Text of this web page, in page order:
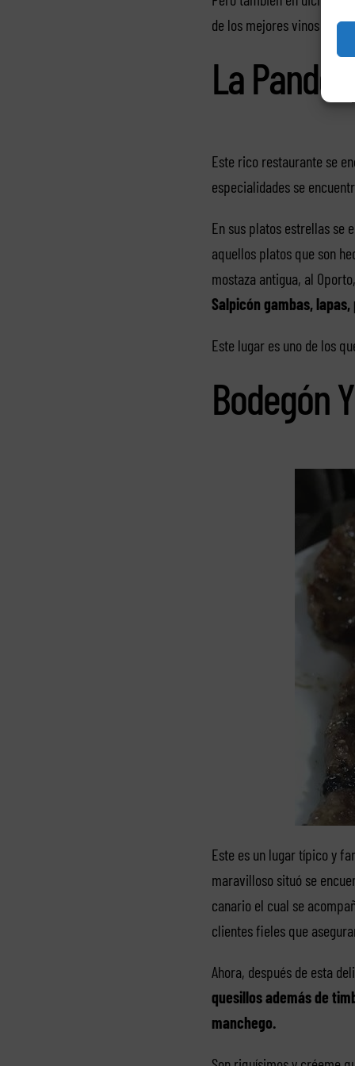
de los mejores vinos y
La Pandorga
Este rico restaurante se
especialidades se
En sus platos estrellas se
aquellos platos que son
mostaza antigua, al
Salpicón gambas,
Este lugar es uno de los
Bodegón
Este es un lugar típico y
maravilloso situó se
canario el cual se
clientes fieles que
Ahora, después de esta
quesillos además de
manchego.